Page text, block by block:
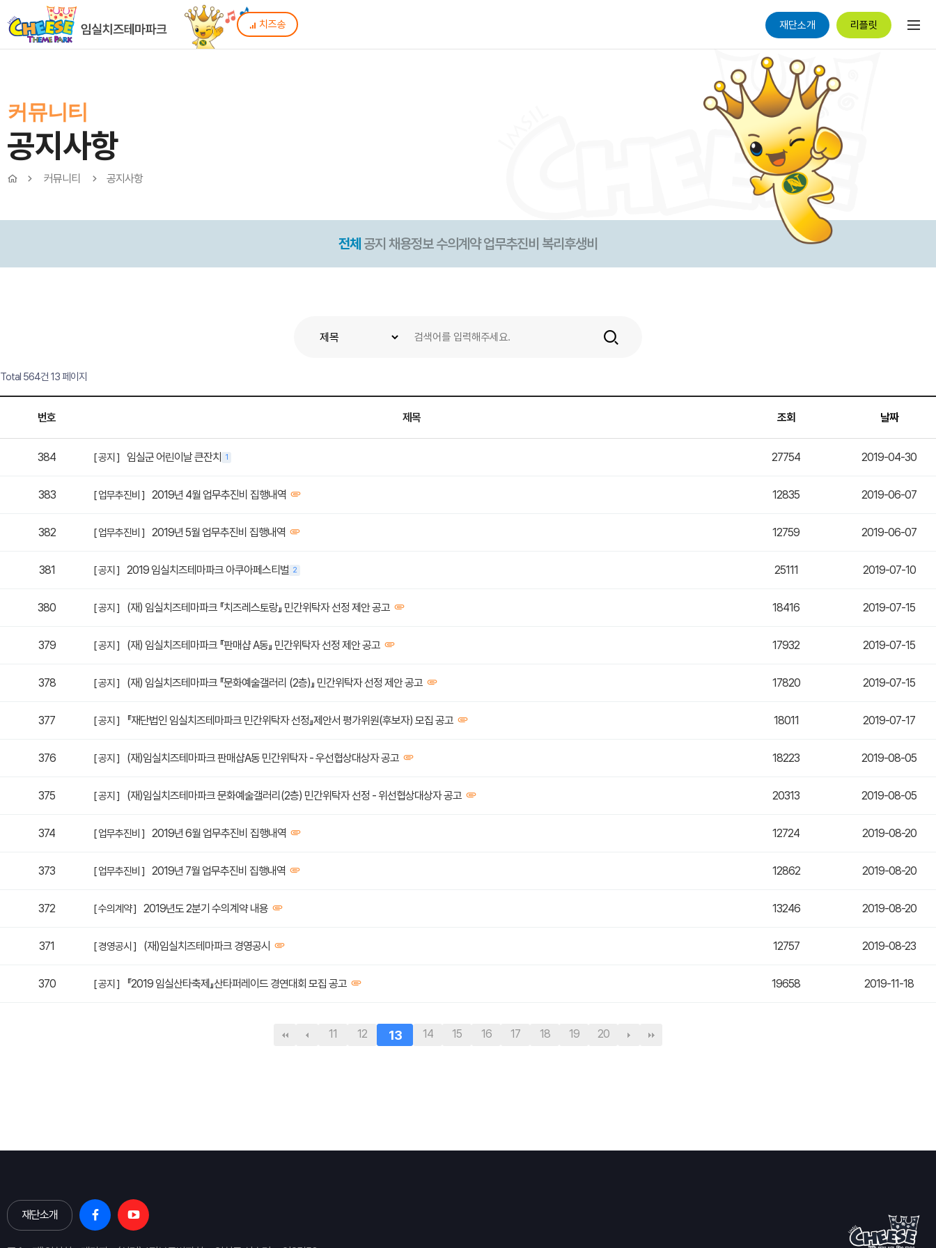
치즈송 재단소개 리플릿
커뮤니티
공지사항
커뮤니티 공지사항
전체 공지 채용정보 수의계약 업무추진비 복리후생비
Total 564건 13 페이지
번호 제목 조회 날짜
384 [ 공지 ] 임실군 어린이날 큰잔치 1 27754 2019-04-30
383 [ 업무추진비 ] 2019년 4월 업무추진비 집행내역 12835 2019-06-07
382 [ 업무추진비 ] 2019년 5월 업무추진비 집행내역 12759 2019-06-07
381 [ 공지 ] 2019 임실치즈테마파크 아쿠아페스티벌 2 25111 2019-07-10
380 [ 공지 ] (재) 임실치즈테마파크 『치즈레스토랑』 민간위탁자 선정 제안 공고 18416 2019-07-15
379 [ 공지 ] (재) 임실치즈테마파크 『판매샵 A동』 민간위탁자 선정 제안 공고 17932 2019-07-15
378 [ 공지 ] (재) 임실치즈테마파크 『문화예술갤러리 (2층)』 민간위탁자 선정 제안 공고 17820 2019-07-15
377 [ 공지 ] 『재단법인 임실치즈테마파크 민간위탁자 선정』제안서 평가위원(후보자) 모집 공고 18011 2019-07-17
376 [ 공지 ] (재)임실치즈테마파크 판매샵A동 민간위탁자 - 우선협상대상자 공고 18223 2019-08-05
375 [ 공지 ] (재)임실치즈테마파크 문화예술갤러리(2층) 민간위탁자 선정 - 위선협상대상자 공고 20313 2019-08-05
374 [ 업무추진비 ] 2019년 6월 업무추진비 집행내역 12724 2019-08-20
373 [ 업무추진비 ] 2019년 7월 업무추진비 집행내역 12862 2019-08-20
372 [ 수의계약 ] 2019년도 2분기 수의계약 내용 13246 2019-08-20
371 [ 경영공시 ] (재)임실치즈테마파크 경영공시 12757 2019-08-23
370 [ 공지 ] 『2019 임실산타축제』산타퍼레이드 경연대회 모집 공고 19658 2019-11-18
11 12 13 14 15 16 17 18 19 20
다음 맨끝
재단소개